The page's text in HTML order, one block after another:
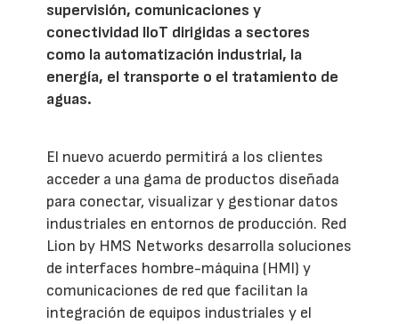
supervisión, comunicaciones y
conectividad IIoT dirigidas a sectores
como la automatización industrial, la
energía, el transporte o el tratamiento de
aguas.
El nuevo acuerdo permitirá a los clientes
acceder a una gama de productos diseñada
para conectar, visualizar y gestionar datos
industriales en entornos de producción. Red
Lion by HMS Networks desarrolla soluciones
de interfaces hombre-máquina (HMI) y
comunicaciones de red que facilitan la
integración de equipos industriales y el